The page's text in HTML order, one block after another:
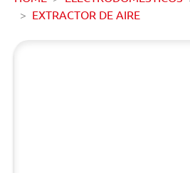
EXTRACTOR DE AIRE